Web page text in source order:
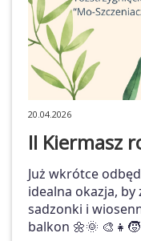
20.04.2026
II Kiermasz
Już wkrótce
idealna okazja,
sadzonki i
balkon 🌼🌞 🎨👧🧒